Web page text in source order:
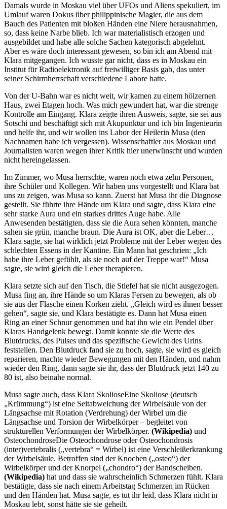
Damals wurde in Moskau viel über UFOs und Aliens spekuliert, im
Umlauf waren Dokus über philippinische Magier, die aus dem
Bauch des Patienten mit bloßen Händen eine Niere herausnahmen,
so, dass keine Narbe blieb. Ich war materialistisch erzogen und
ausgebildet und habe alle solche Sachen kategorisch abgelehnt.
Aber es wäre doch interessant gewesen, so bin ich am Abend mit
Klara mitgegangen. Ich wusste gar nicht, dass es in Moskau ein
Institut für Radioelektronik auf freiwilliger Basis gab, das unter
seiner Schirmherrschaft verschiedene Labore hatte.
Von der U-Bahn war es nicht weit, wir kamen zu einem hölzernen
Haus, zwei Etagen hoch. Was mich gewundert hat, war die strenge
Kontrolle am Eingang. Klara zeigte ihren Ausweis, sagte, sie sei aus
Sotschi und beschäftigt sich mit Akupunktur und ich bin Ingenieurin
und helfe ihr, und wir wollen ins Labor der Heilerin Musa (den
Nachnamen habe ich vergessen). Wissenschaftler aus Moskau und
Journalisten waren wegen ihrer Kritik hier unerwünscht und wurden
nicht hereingelassen.
Im Zimmer, wo Musa herrschte, waren noch etwa zehn Personen,
ihre Schüler und Kollegen. Wir haben uns vorgestellt und Klara bat
uns zu zeigen, was Musa so kann. Zuerst hat Musa ihr die Diagnose
gestellt. Sie führte ihre Hände um Klara und sagte, dass Klara eine
sehr starke Aura und ein starkes drittes Auge habe. Alle
Anwesenden bestätigten, dass sie die Aura sehen könnten, manche
sahen sie grün, manche braun. Die Aura ist OK, aber die Leber…
Klara sagte, sie hat wirklich jetzt Probleme mit der Leber wegen des
schlechten Essens in der Kantine. Ein Mann hat geschrien:
Ich
habe ihre Leber gefühlt, als sie noch auf der Treppe war!
Musa
sagte, sie wird gleich die Leber therapieren.
Klara setzte sich auf den Tisch, die Stiefel hat sie nicht ausgezogen.
Musa fing an, ihre Hände so um Klaras Fersen zu bewegen, als ob
sie aus der Flasche einen Korken zieht.
Gleich wird es ihnen besser
gehen , sagte sie, und Klara bestätigte es. Dann hat Musa einen
Ring an einer Schnur genommen und hat ihn wie ein Pendel über
Klaras Handgelenk bewegt. Damit konnte sie die Werte des
Blutdrucks, des Pulses und das spezifische Gewicht des Urins
feststellen. Den Blutdruck fand sie zu hoch, sagte, sie wird es gleich
reparieren, machte wieder Bewegungen mit den Händen, und nahm
wieder den Ring, dann sagte sie ihr, dass der Blutdruck jetzt 140 zu
80 ist, also beinahe normal.
Musa sagte auch, dass Klara SkolioseEine Skoliose (deutsch
Krümmung ) ist eine Seitabweichung der Wirbelsäule von der
Längsachse mit Rotation (Verdrehung) der Wirbel um die
Längsachse und Torsion der Wirbelkörper – begleitet von
strukturellen Verformungen der Wirbelkörper. (Wikipedia) und
OsteoсhondroseDie Osteochondrose oder Osteochondrosis
(inter)vertebralis ( vertebra
= Wirbel) ist eine Verschleißerkrankung
der Wirbelsäule. Betroffen sind der Knochen ( osteo ) der
Wirbelkörper und der Knorpel ( chondro ) der Bandscheiben.
(Wikipedia) hat und dass sie wahrscheinlich Schmerzen fühlt. Klara
bestätigte, dass sie nach einem Arbeitstag Schmerzen im Rücken
und den Händen hat. Musa sagte, es tut ihr leid, dass Klara nicht in
Moskau lebt, sonst hätte sie sie geheilt.